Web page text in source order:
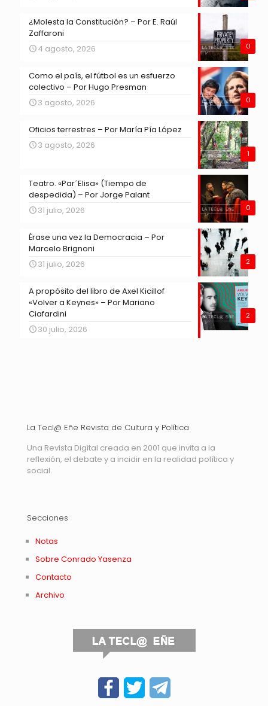
0
¿Molesta la Constitución? – Por E. Raúl
Zaffaroni
4 agosto, 2026
0
Como el país, el fútbol es un esfuerzo
colectivo – Por Hugo Presman
3 agosto, 2026
1
Oficios terrestres – Por María Pía López
3 agosto, 2026
0
Teatro. «Par´Elisa» (Tiempo de
despedida) – Por Jorge Palant
31 julio, 2026
2
Érase una vez la Democracia – Por
Marcelo Brignoni
31 julio, 2026
2
A propósito del libro de Axel Kicillof
«Volver a Keynes» – Por Mariano
Ciafardini
30 julio, 2026
La Tecl@ Eñe Revista de Cultura y Política
Una Revista Digital creada en 2001 que invita a la
reflexión, el debate y a incidir en la realidad política y
social.
Secciones
Notas
Sobre Conrado Yasenza
Contacto
Archivo